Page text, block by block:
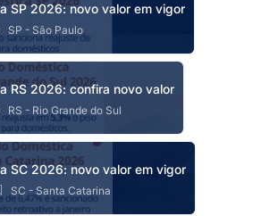
SP 2026: novo valor em vigor
SP - São Paulo
RS 2026: confira novo valor
RS - Rio Grande do Sul
SC 2026: novo valor em vigor
SC - Santa Catarina